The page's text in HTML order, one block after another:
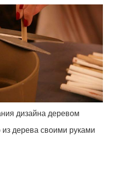
дизайна деревом
дерева своими руками